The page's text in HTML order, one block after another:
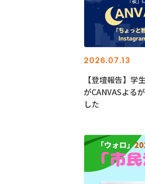
2026.07.13
【登壇報告】学
がCANVASよる
した